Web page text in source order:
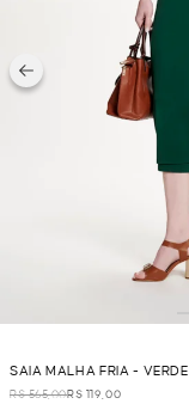
SAIA MALHA FRIA - VERDE
R$ 565,00R$ 119,00